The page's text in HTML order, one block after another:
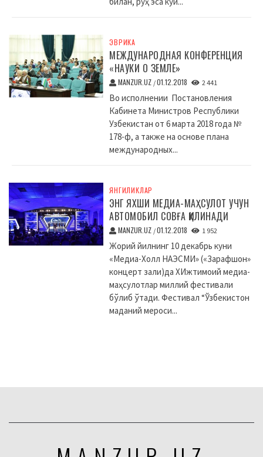
ЭВРИКА
МЕЖДУНАРОДНАЯ КОНФЕРЕНЦИЯ
«НАУКИ О ЗЕМЛЕ»
MANZUR.UZ /01.12.2018 2 441
Во исполнении Постановления
Кабинета Министров Республики
Узбекистан от 6 марта 2018 года №
178-ф, а также на основе плана
международных...
ЯНГИЛИКЛАР
ЭНГ ЯХШИ МЕДИА-МАҲСУЛОТ УЧУН
АВТОМОБИЛ СОВҒА ҚИЛИНАДИ
MANZUR.UZ /01.12.2018 1 952
Жорий йилнинг 10 декабрь куни
«Медиа-Холл НАЭСМИ» («Зарафшон»
концерт зали)да XИжтимоий медиа-
маҳсулотлар миллий фестивали
бўлиб ўтади. Фестивал “Ўзбекистон
маданий мероси...